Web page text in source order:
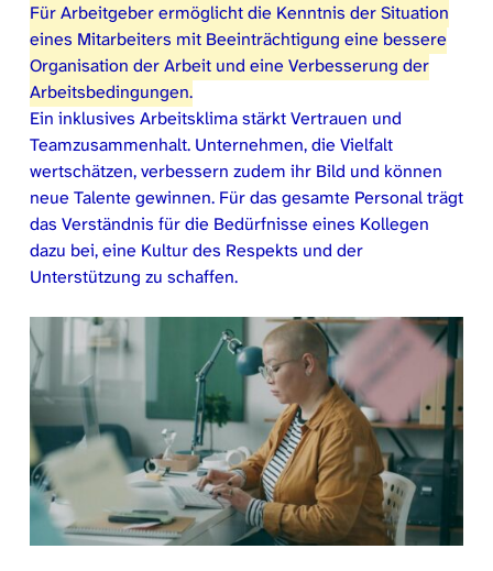
Für Arbeitgeber ermöglicht die Kenntnis der Situation
eines Mitarbeiters mit Beeinträchtigung eine bessere
Organisation der Arbeit und eine Verbesserung der
Arbeitsbedingungen.
Ein inklusives Arbeitsklima stärkt Vertrauen und
Teamzusammenhalt. Unternehmen, die Vielfalt
wertschätzen, verbessern zudem ihr Bild und können
neue Talente gewinnen. Für das gesamte Personal trägt
das Verständnis für die Bedürfnisse eines Kollegen
dazu bei, eine Kultur des Respekts und der
Unterstützung zu schaffen.